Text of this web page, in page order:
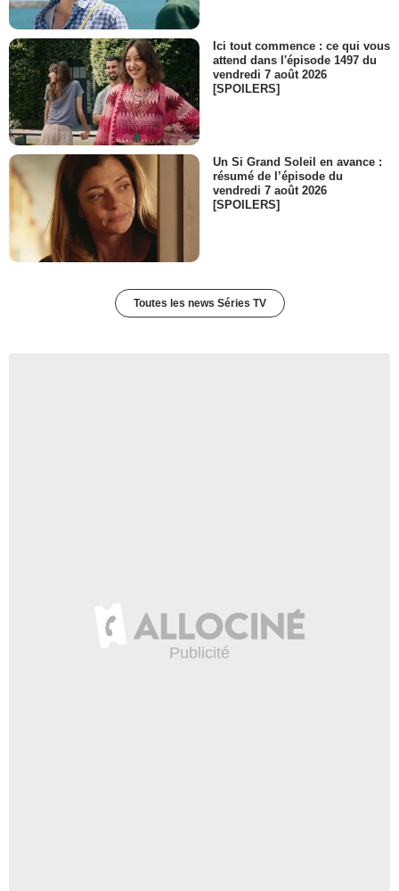
Ici tout commence : ce qui vous
attend dans l'épisode 1497 du
vendredi 7 août 2026
[SPOILERS]
Un Si Grand Soleil en avance :
résumé de l’épisode du
vendredi 7 août 2026
[SPOILERS]
Toutes les news Séries TV